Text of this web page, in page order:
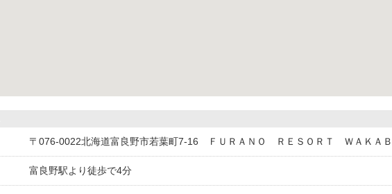
〒076-0022北海道富良野市若葉町7-16 ＦＵＲＡＮＯ ＲＥＳＯＲＴ ＷＡＫＡ
富良野駅より徒歩で4分